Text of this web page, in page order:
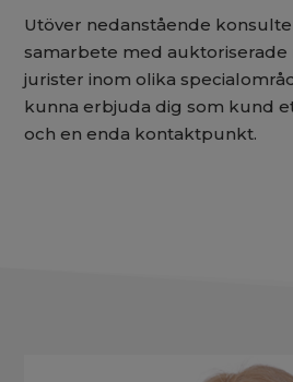
Utöver nedanstående
samarbete med auktoriserade
jurister inom olika
kunna erbjuda dig som kund
och en enda kontaktpunkt.